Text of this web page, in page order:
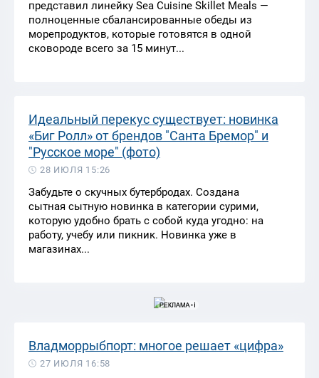
представил линейку Sea Cuisine Skillet Meals —
полноценные сбалансированные обеды из
морепродуктов, которые готовятся в одной
сковороде всего за 15 минут...
Идеальный перекус существует: новинка
«Биг Ролл» от брендов "Санта Бремор" и
"Русское море" (фото)
28 ИЮЛЯ 15:26
Забудьте о скучных бутербродах. Создана
сытная сытную новинка в категории сурими,
которую удобно брать с собой куда угодно: на
работу, учебу или пикник. Новинка уже в
магазинах...
Владморрыбпорт: многое решает «цифра»
27 ИЮЛЯ 16:58